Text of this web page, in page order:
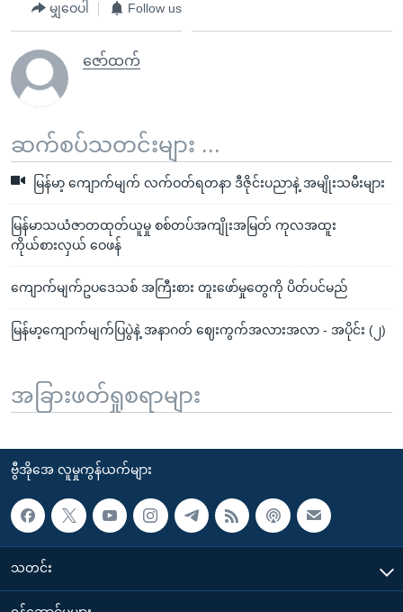
မျှဝေပါ Follow us
ဇော်ထက်
ဆက်စပ်သတင်းများ ...
မြန်မာ့ ကျောက်မျက် လက်ဝတ်ရတနာ ဒီဇိုင်းပညာနဲ့ အမျိုးသမီးများ
မြန်မာသယံဇာတထုတ်ယူမှု စစ်တပ်အကျိုးအမြတ် ကုလအထူး
ကိုယ်စားလှယ် ဝေဖန်
ကျောက်မျက်ဥပဒေသစ် အကြီးစား တူးဖော်မှုတွေကို ပိတ်ပင်မည်
မြန်မာ့ကျောက်မျက်ပြပွဲနဲ့ အနာဂတ် ဈေးကွက်အလားအလာ - အပိုင်း (၂)
အခြားဖတ်ရှုစရာများ
ဗွီအိုအေ လူမှုကွန်ယက်များ
သတင်း